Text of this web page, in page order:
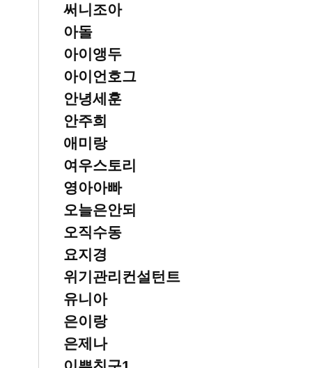
써니조아
아돌
아이앵두
아이언호그
안녕세훈
안주희
애미랑
여우스토리
영아아빠
오늘은안되
오직수동
요지경
위기관리컨설턴트
유니아
은이랑
은제나